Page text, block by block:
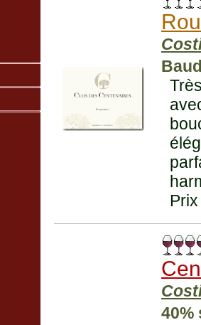
40%